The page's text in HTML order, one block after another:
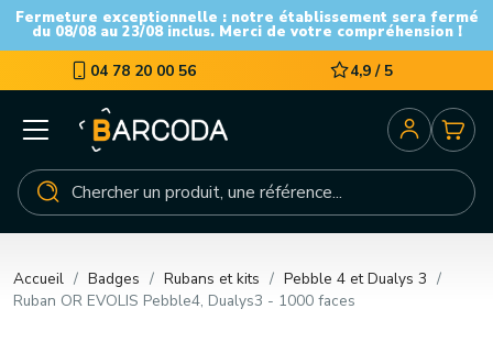
Fermeture exceptionnelle : notre établissement sera fermé
du 08/08 au 23/08 inclus. Merci de votre compréhension !
04 78 20 00 56 4,9 / 5
Accueil Badges Rubans et kits
Pebble 4 et Dualys 3
Ruban OR EVOLIS Pebble4, Dualys3 - 1000 faces